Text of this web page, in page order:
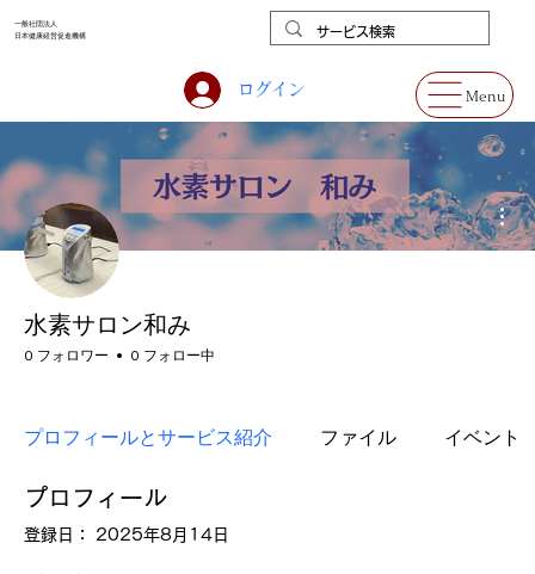
一般社団法人
日本健康経営促進機構
ログイン Menu
そ
水素サロン和み
0 フォロワー
0 フォロー中
プロフィールとサービス紹介 ファイル イベント
プロフィール
登録日： 2025年8月14日